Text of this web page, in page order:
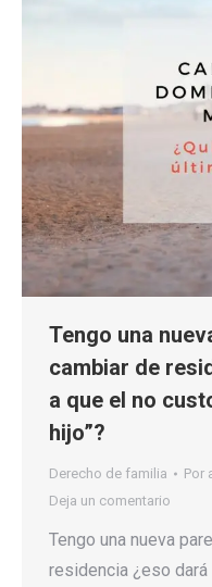
Tengo una
cambiar de
a que el no
hijo”?
Derecho de familia Por
Deja un comentario
Tengo una nueva
residencia ¿eso